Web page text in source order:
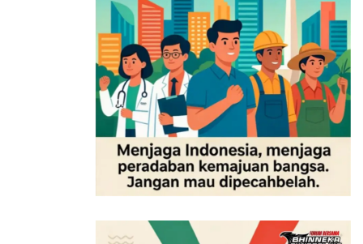
Sasaran pupuk ini adalah tanaman hortikultura,
khususnya bawang dan cabai, dengan memposisikan
NPK Nitrat sebagai pupuk nitrat formula lengkap.